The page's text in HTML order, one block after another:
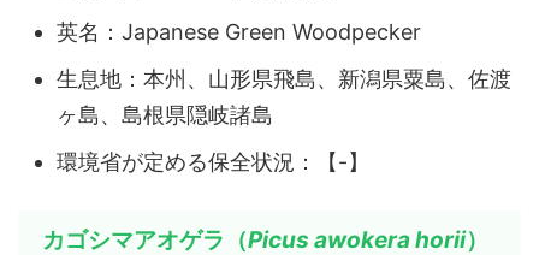
英名：Japanese Green Woodpecker
生息地：本州、山形県飛島、新潟県粟島、佐渡
ヶ島、島根県隠岐諸島
環境省が定める保全状況：【-】
カゴシマアオゲラ（Picus awokera horii）